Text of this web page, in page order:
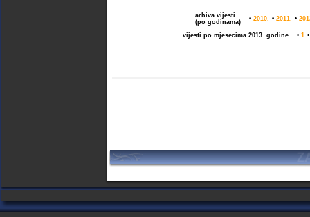
arhiva vijesti
(po godinama)
• 2010. • 2011. •
vijesti po mjesecima 2013. godine • 1